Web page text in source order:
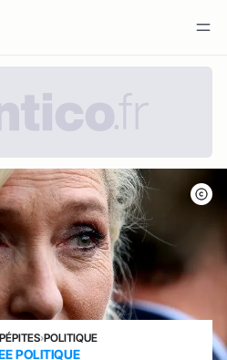
›POLITIQUE
POLITIQUE